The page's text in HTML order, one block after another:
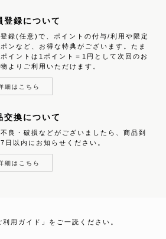
登録について
録(任意)で、ポイントの付与/利用や限定
ンなど、お得な特典がございます。たま
イントは1ポイント＝1円として次回のお
よりご利用いただけます。
細はこちら
交換について
良・破損などがございましたら、商品到
日以内にお知らせください。
細はこちら
用ガイド」をご一読ください。